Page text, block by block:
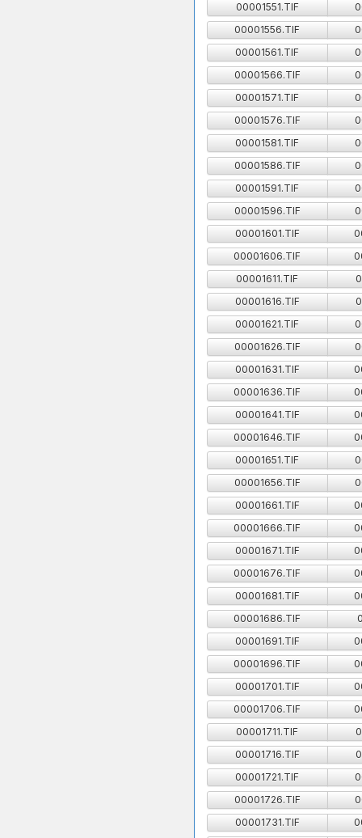
00001551.TIF
00001556.TIF
00001561.TIF
00001566.TIF
00001571.TIF
00001576.TIF
00001581.TIF
00001586.TIF
00001591.TIF
00001596.TIF
00001601.TIF
00001606.TIF
00001611.TIF
00001616.TIF
00001621.TIF
00001626.TIF
00001631.TIF
00001636.TIF
00001641.TIF
00001646.TIF
00001651.TIF
00001656.TIF
00001661.TIF
00001666.TIF
00001671.TIF
00001676.TIF
00001681.TIF
00001686.TIF
00001691.TIF
00001696.TIF
00001701.TIF
00001706.TIF
00001711.TIF
00001716.TIF
00001721.TIF
00001726.TIF
00001731.TIF